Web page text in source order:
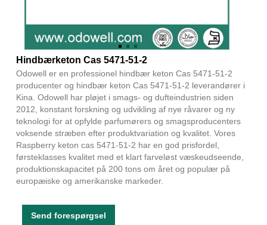
Hindbærketon Cas 5471-51-2
Odowell er en professionel hindbær keton Cas 5471-51-2
producenter og hindbær keton Cas 5471-51-2 leverandører i
Kina. Odowell har pløjet i smags- og dufteindustrien siden
2012, konstant forskning og udvikling af nye råvarer og ny
teknologi for at opfylde parfumørers og smagsproducenters
voksende stræben efter produktvariation og kvalitet. Vores
Raspberry keton cas 5471-51-2 har en god prisfordel,
førsteklasses kvalitet med et klart farveløst væskeudseende,
produktionskapacitet på 200 tons om året og populær på
europæiske og amerikanske markeder.
Send forespørgsel